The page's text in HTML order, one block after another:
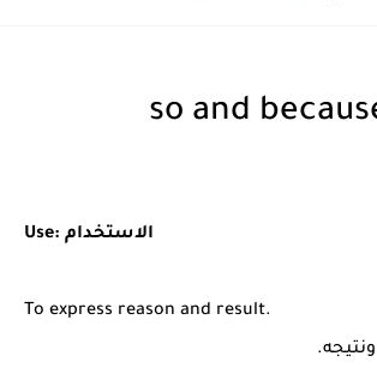
so and
Use: الاستخدام
To express reason and result.